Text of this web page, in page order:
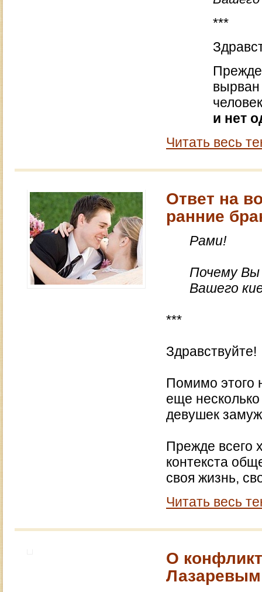
***
Прежде
и нет
Читать весь
Ответ на
ранние
Рами!
Почему Вы
Вашего
***
Здравствуйте!
Помимо этого
еще
девушек
Прежде всего
контекста
своя жизнь,
Читать весь
О
Лазаревым